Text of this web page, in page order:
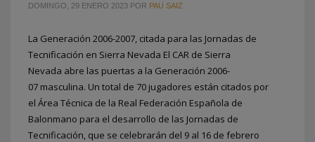
DOMINGO, 29 ENERO 2023 POR PAU SAIZ
La Generación 2006-2007, citada para las Jornadas de
Tecnificación en Sierra Nevada El CAR de Sierra
Nevada abre las puertas a la Generación 2006-
07 masculina. Un total de 70 jugadores están citados por
el Área Técnica de la Real Federación Española de
Balonmano para el desarrollo de las Jornadas de
Tecnificación, que se celebrarán del 9 al 16 de febrero